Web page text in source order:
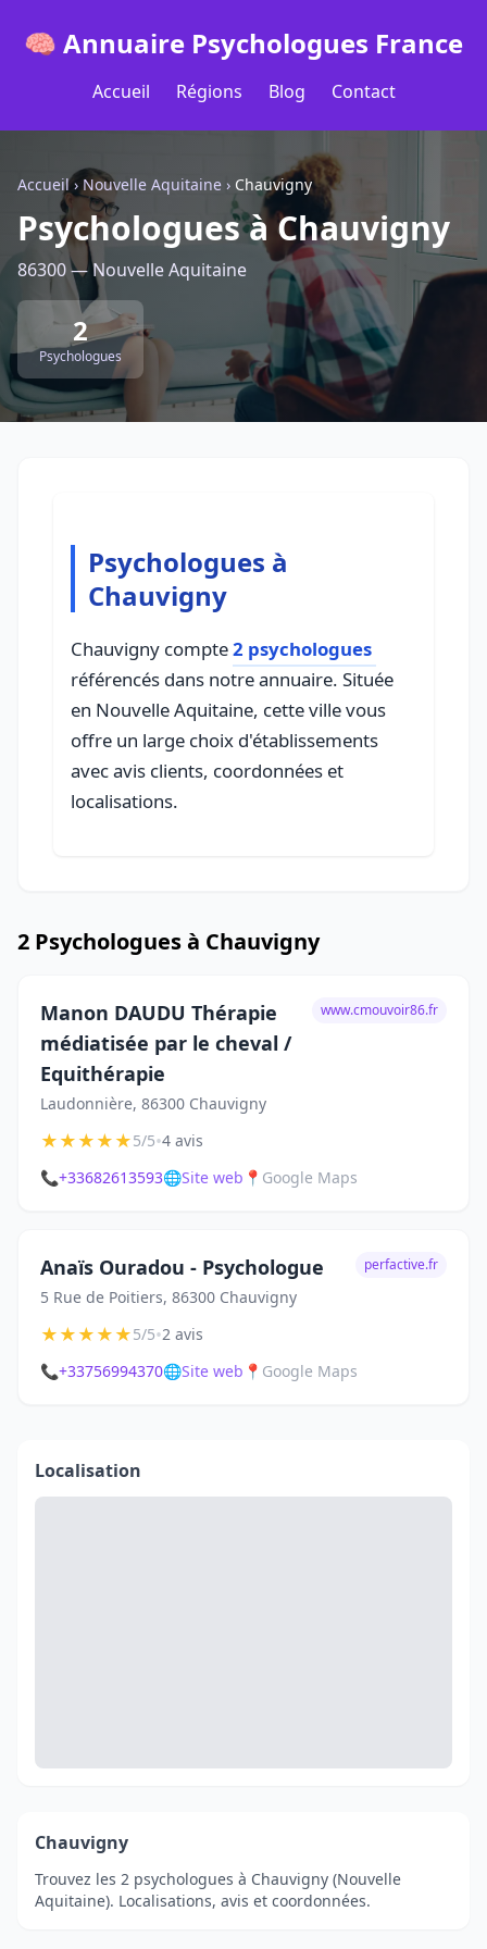
🧠 Annuaire Psychologues France
Accueil Régions Blog Contact
Accueil› Nouvelle Aquitaine › Chauvigny
Psychologues à Chauvigny
86300 — Nouvelle Aquitaine
2
Psychologues
Psychologues à
Chauvigny
Chauvigny compte2 psychologues
référencés dans notre annuaire. Située
en Nouvelle Aquitaine, cette ville vous
offre un large choix d'établissements
avec avis clients, coordonnées et
localisations.
2 Psychologues à Chauvigny
Manon DAUDU Thérapie
médiatisée par le cheval /
Equithérapie
Laudonnière, 86300 Chauvigny
www.cmouvoir86.fr
★★★★★5/5•4 avis
📞+33682613593🌐Site web 📍 Google Maps
Anaïs Ouradou - Psychologue
5 Rue de Poitiers, 86300 Chauvigny
perfactive.fr
★★★★★5/5•2 avis
📞+33756994370🌐Site web 📍 Google Maps
Localisation
Chauvigny
Trouvez les 2 psychologues à Chauvigny (Nouvelle
Aquitaine). Localisations, avis et coordonnées.